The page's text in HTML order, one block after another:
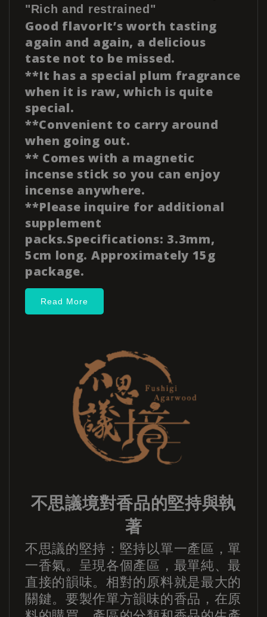
"Rich and restrained"
Good flavorIt’s worth tasting
again and again, a delicious
taste not to be missed.
**It has a special plum fragrance
when it is raw, which is quite
special.
**Convenient to carry around
when going out.
** Comes with a magnetic
incense stick so you can enjoy
incense anywhere.
**Please inquire for additional
supplement
packs.Specifications: 3.3mm,
5cm long. Approximately 15g
package.
Read More
不思議境對香品的堅持與執
著
不思議的堅持：堅持以單一產區，單
一香氣。呈現各個產區，最單純、最
直接的韻味。相對的原料就是最大的
關鍵。要製作單方韻味的香品，在原